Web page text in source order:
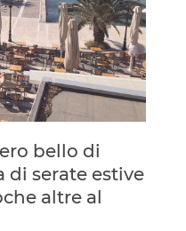
bello di
di serate estive
altre al